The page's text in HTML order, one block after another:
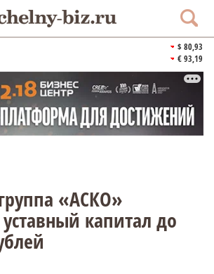
$ 80,93
€ 93,19
«АСКО»
капитал до